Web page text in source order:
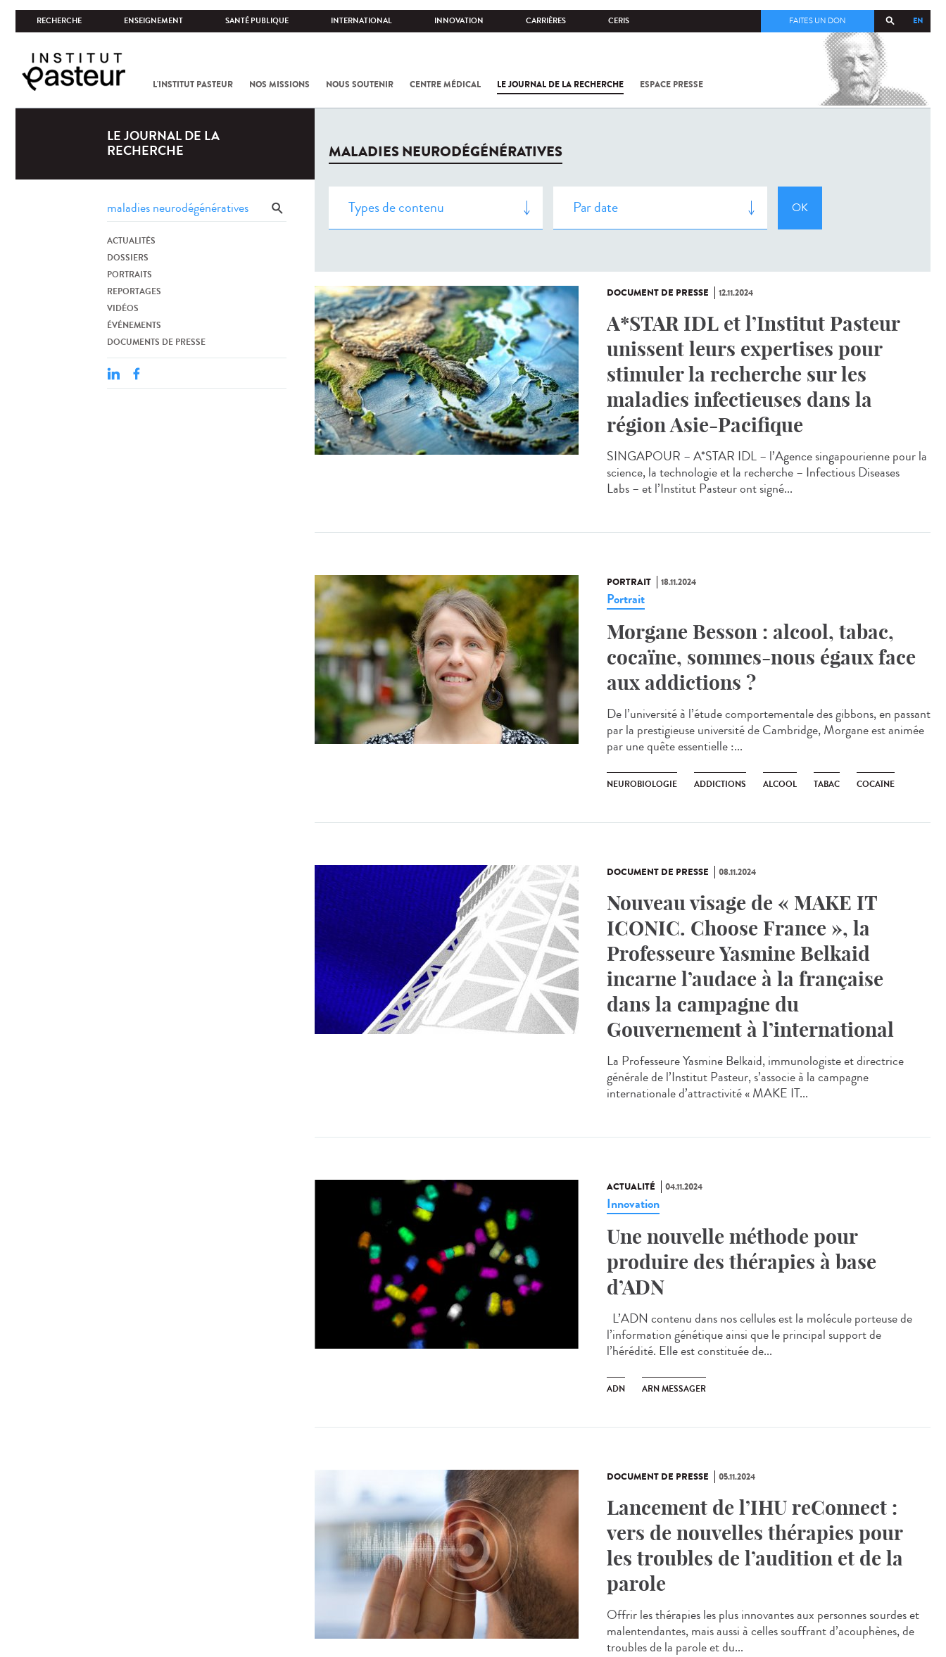
RECHERCHE ENSEIGNEMENT SANTÉ PUBLIQUE INTERNATIONAL INNOVATION CARRIÈRES CERIS EN
FAITES UN DON
L'INSTITUT PASTEUR NOS MISSIONS NOUS SOUTENIR CENTRE MÉDICAL LE JOURNAL DE LA RECHERCHE ESPACE PRESSE
COV-2 /
LE JOURNAL DE LA
RECHERCHE
ACTUALITÉS
DOSSIERS
PORTRAITS
REPORTAGES
VIDÉOS
ÉVÉNEMENTS
DOCUMENTS DE PRESSE
MALADIES NEURODÉGÉNÉRATIVES
DOCUMENT DE PRESSE 12.11.2024
A*STAR IDL et l’Institut Pasteur
unissent leurs expertises pour
stimuler la recherche sur les
maladies infectieuses dans la
région Asie-Pacifique
SINGAPOUR – A*STAR IDL – l’Agence singapourienne pour la
science, la technologie et la recherche – Infectious Diseases
Labs – et l’Institut Pasteur ont signé...
PORTRAIT 18.11.2024
Portrait
Morgane Besson : alcool, tabac,
cocaïne, sommes-nous égaux face
aux addictions ?
De l’université à l’étude comportementale des gibbons, en passant
par la prestigieuse université de Cambridge, Morgane est animée
par une quête essentielle :...
NEUROBIOLOGIE ADDICTIONS ALCOOL TABAC COCAÏNE
DOCUMENT DE PRESSE 08.11.2024
Nouveau visage de « MAKE IT
ICONIC. Choose France », la
Professeure Yasmine Belkaid
incarne l’audace à la française
dans la campagne du
Gouvernement à l’international
La Professeure Yasmine Belkaid, immunologiste et directrice
générale de l’Institut Pasteur, s’associe à la campagne
internationale d’attractivité « MAKE IT...
ACTUALITÉ 04.11.2024
Innovation
Une nouvelle méthode pour
produire des thérapies à base
d’ADN
L’ADN contenu dans nos cellules est la molécule porteuse de
l’information génétique ainsi que le principal support de
l’hérédité. Elle est constituée de...
ADN ARN MESSAGER
DOCUMENT DE PRESSE 05.11.2024
Lancement de l’IHU reConnect :
vers de nouvelles thérapies pour
les troubles de l’audition et de la
parole
Offrir les thérapies les plus innovantes aux personnes sourdes et
malentendantes, mais aussi à celles souffrant d’acouphènes, de
troubles de la parole et du...